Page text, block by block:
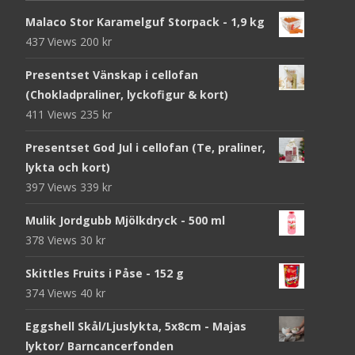
Malaco Stor Karamelguf Storpack - 1,9 kg
437 Views 200 kr
Presentset Vänskap i cellofan
(Chokladpraliner, lyckofigur & kort)
411 Views 235 kr
Presentset God Jul i cellofan (Te, praliner,
lykta och kort)
397 Views 339 kr
Mulik Jordgubb Mjölkdryck - 500 ml
378 Views 30 kr
Skittles Fruits i Påse - 152 g
374 Views 40 kr
Eggshell Skål/Ljuslykta, 5x8cm - Majas
lyktor/ Barncancerfonden